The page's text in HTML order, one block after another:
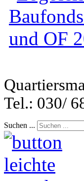
Tel.: 030/
Suchen ...